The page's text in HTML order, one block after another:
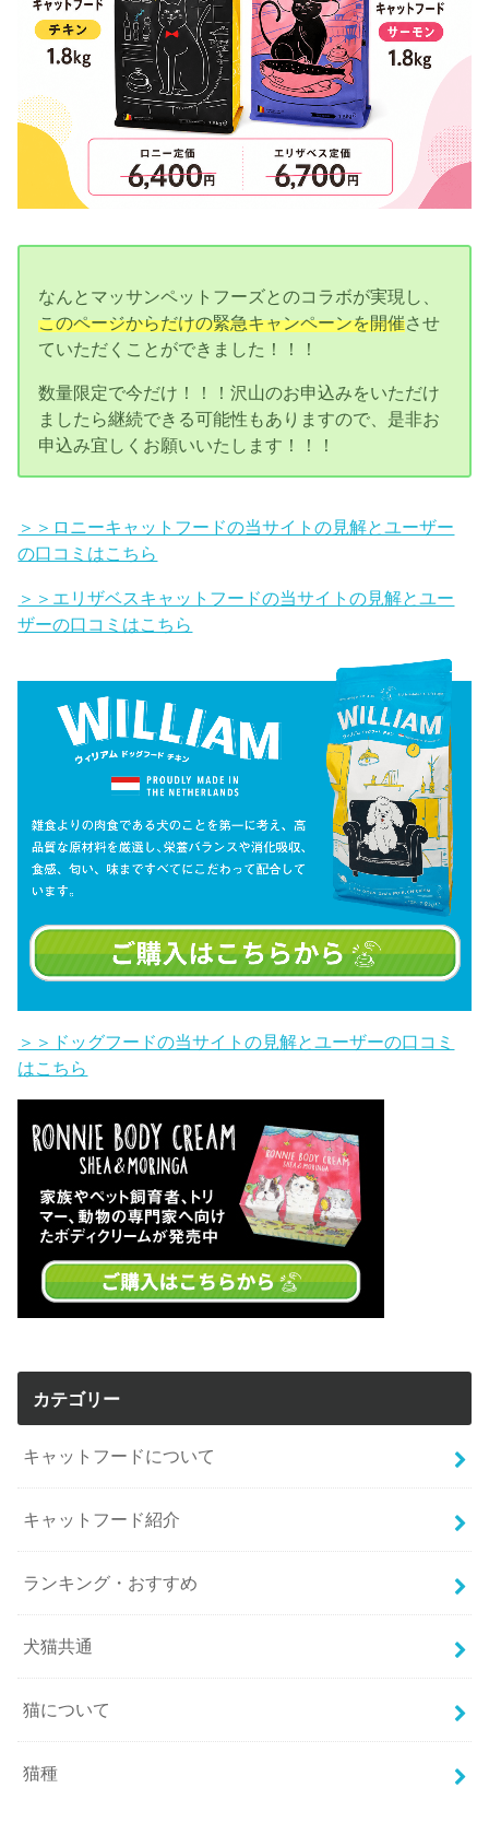
なんとマッサンペットフーズとのコラボが実現し、
このページからだけの緊急キャンペーンを開催させ
ていただくことができました！！！
数量限定で今だけ！！！沢山のお申込みをいただけ
ましたら継続できる可能性もありますので、是非お
申込み宜しくお願いいたします！！！
＞＞ロニーキャットフードの当サイトの見解とユーザー
の口コミはこちら
＞＞エリザベスキャットフードの当サイトの見解とユー
ザーの口コミはこちら
＞＞ドッグフードの当サイトの見解とユーザーの口コミ
はこちら
カテゴリー
キャットフードについて
キャットフード紹介
ランキング・おすすめ
犬猫共通
猫について
猫種